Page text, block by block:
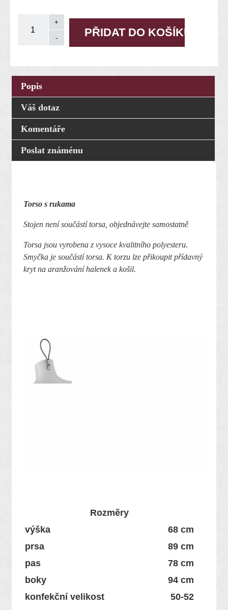
Popis
Váš dotaz
Komentáře
Poslat známénu
Torso s rukama
Stojen není součástí torsa, objednávejte samostatně
Torsa jsou vyrobena z vysoce kvalitního polyesteru.
Smyčka je součástí torsa. K torzu lze přikoupit přídavný
kryt na aranžování halenek a košil.
Rozměry
výška
68 cm
prsa
89 cm
pas
78 cm
boky
94 cm
konfekční velikost
50-52